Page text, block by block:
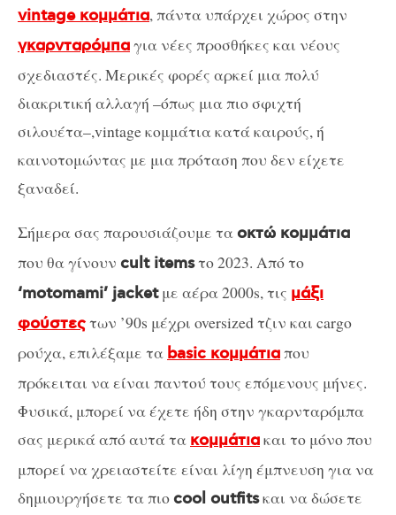
vintage κομμάτια, πάντα υπάρχει χώρος στην
γκαρνταρόμπαγια νέες προσθήκες και νέους
σχεδιαστές. Μερικές φορές αρκεί μια πολύ
διακριτική αλλαγή –όπως μια πιο σφιχτή
σιλουέτα–,vintage κομμάτια κατά καιρούς, ή
καινοτομώντας με μια πρόταση που δεν είχετε
ξαναδεί.
Σήμερα σας παρουσιάζουμε ταοκτώ κομμάτια
που θα γίνουν cult itemsτο 2023. Από το
‘motomami’ jacketμε αέρα 2000s, τις μάξι
φούστεςτων ’90s μέχρι oversized τζιν και cargo
ρούχα, επιλέξαμε τα basic κομμάτιαπου
πρόκειται να είναι παντού τους επόμενους μήνες.
Φυσικά, μπορεί να έχετε ήδη στην γκαρνταρόμπα
σας μερικά από αυτά τα κομμάτιακαι το μόνο που
μπορεί να χρειαστείτε είναι λίγη έμπνευση για να
δημιουργήσετε τα πιοcool outfitsκαι να δώσετε